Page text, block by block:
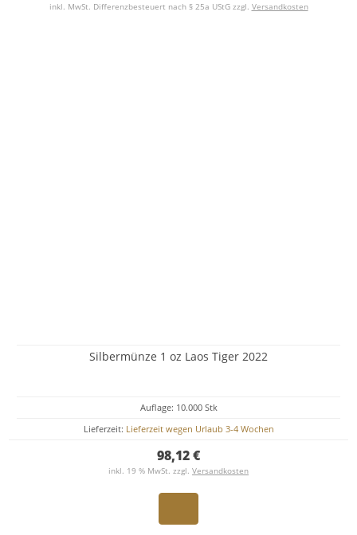
inkl. MwSt. Differenzbesteuert nach § 25a UStG zzgl. Versandkosten
Silbermünze 1 oz Laos Tiger 2022
Auflage: 10.000 Stk
Lieferzeit: Lieferzeit wegen Urlaub 3-4 Wochen
98,12 €
inkl. 19 % MwSt. zzgl. Versandkosten